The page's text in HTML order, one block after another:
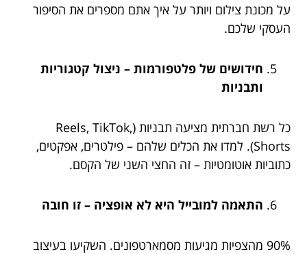
על מכונת צילום ויותר על איך אתם מספרים את הסיפור
העסקי שלכם.
חידושים של פלטפורמות – ניצול קטגוריות
ותבניות
כל רשת חברתית מציעה תבניות (Reels, TikTok,
Shorts). למדו את הכלים שלהם – פילטרים, אפקטים,
כתוביות אוטומטיות – זה החצי השני של הקסם.
התאמה למובייל היא לא אופציה – זו חובה
90% מהצפיות מגיעות מסמארטפונים. השקיעו בעיצוב